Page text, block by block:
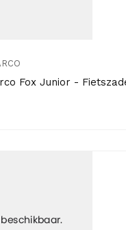
Fox Junior -